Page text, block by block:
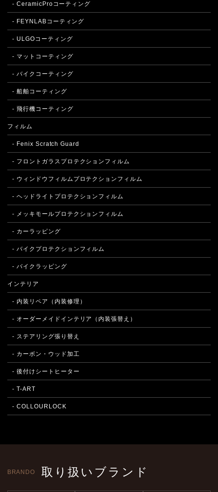
- CeramicProコーティング
- FEYNLABコーティング
- ULGOコーティング
- マットコーティング
- バイクコーティング
- 船舶コーティング
- 飛行機コーティング
フィルム
- Fenix Scratch Guard
- フロントガラスプロテクションフィルム
- ウィンドウフィルムプロテクションフィルム
- ヘッドライトプロテクションフィルム
- メッキモールプロテクションフィルム
- カーラッピング
- バイクプロテクションフィルム
- バイクラッピング
インテリア
- 内装リペア（内装修理）
- オーダーメイドインテリア（内装張替え）
- ステアリング張り替え
- カーボン・ウッド加工
- 後付けシートヒーター
- T-ART
- COLLOURLOCK
BRANDO 取り扱いブランド